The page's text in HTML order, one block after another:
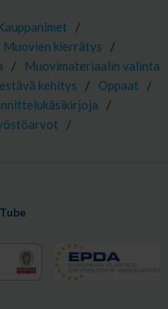
/
Muovien kierrätys
/
/
Muovimateriaalin valinta
kehitys / Oppaat
/
/
/